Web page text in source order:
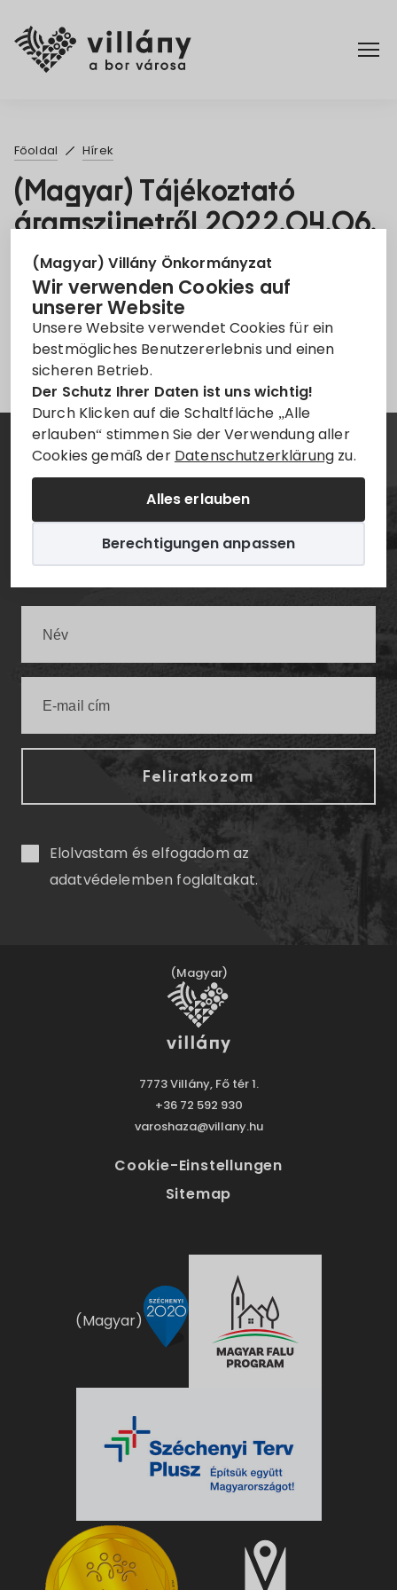
(Magyar) Villány Önkormányzat
Wir verwenden Cookies auf
unserer Website
Unsere Website verwendet Cookies für ein
bestmögliches Benutzererlebnis und einen
sicheren Betrieb.
Der Schutz Ihrer Daten ist uns wichtig!
Durch Klicken auf die Schaltfläche „Alle
erlauben“ stimmen Sie der Verwendung aller
Cookies gemäß der Datenschutzerklärung zu.
Alles erlauben
Berechtigungen anpassen
Rendelettár
Turizmus
Főoldal Hírek
(Magyar) Tájékoztató
áramszünetről 2022.04.06.
4. Apr. 2022
Áramszünet EON tájékoztató
Leider ist der Eintrag nur aufMagyarverfügbar.
Hírlevél
Értesüljön elsőként a legfrissebb villányi
infókról!
Elolvastam és elfogadom az
adatvédelemben foglaltakat.
(Magyar)
7773 Villány, Fő tér 1.
+36 72 592 930
varoshaza@villany.hu
Cookie-Einstellungen
Sitemap
(Magyar)